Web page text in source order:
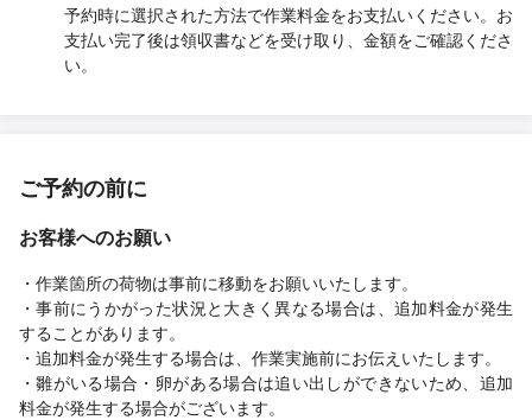
予約時に選択された方法で作業料金をお支払いください。お
支払い完了後は領収書などを受け取り、金額をご確認くださ
い。
ご予約の前に
お客様へのお願い
・作業箇所の荷物は事前に移動をお願いいたします。
・事前にうかがった状況と大きく異なる場合は、追加料金が発生
することがあります。
・追加料金が発生する場合は、作業実施前にお伝えいたします。
・雛がいる場合・卵がある場合は追い出しができないため、追加
料金が発生する場合がございます。